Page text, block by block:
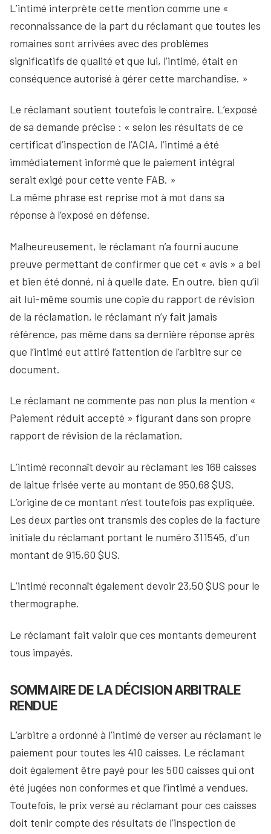
L’intimé interprète cette mention comme une «
reconnaissance de la part du réclamant que toutes les
romaines sont arrivées avec des problèmes
significatifs de qualité et que lui, l’intimé, était en
conséquence autorisé à gérer cette marchandise. »
Le réclamant soutient toutefois le contraire. L’exposé
de sa demande précise : « selon les résultats de ce
certificat d’inspection de l’ACIA, l’intimé a été
immédiatement informé que le paiement intégral
serait exigé pour cette vente FAB. »
La même phrase est reprise mot à mot dans sa
réponse à l’exposé en défense.
Malheureusement, le réclamant n’a fourni aucune
preuve permettant de confirmer que cet « avis » a bel
et bien été donné, ni à quelle date. En outre, bien qu’il
ait lui-même soumis une copie du rapport de révision
de la réclamation, le réclamant n’y fait jamais
référence, pas même dans sa dernière réponse après
que l’intimé eut attiré l’attention de l’arbitre sur ce
document.
Le réclamant ne commente pas non plus la mention «
Paiement réduit accepté » figurant dans son propre
rapport de révision de la réclamation.
L’intimé reconnaît devoir au réclamant les 168 caisses
de laitue frisée verte au montant de 950,68 $US.
L’origine de ce montant n’est toutefois pas expliquée.
Les deux parties ont transmis des copies de la facture
initiale du réclamant portant le numéro 311545, d’un
montant de 915,60 $US.
L’intimé reconnaît également devoir 23,50 $US pour le
thermographe.
Le réclamant fait valoir que ces montants demeurent
tous impayés.
SOMMAIRE DE LA DÉCISION ARBITRALE
RENDUE
L’arbitre a ordonné à l’intimé de verser au réclamant le
paiement pour toutes les 410 caisses. Le réclamant
doit également être payé pour les 500 caisses qui ont
été jugées non conformes et que l’intimé a vendues.
Toutefois, le prix versé au réclamant pour ces caisses
doit tenir compte des résultats de l’inspection de